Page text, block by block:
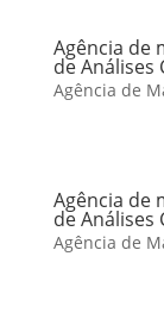
Agência de
de Análises
Agência de
Agência de
de Análises
Agência de